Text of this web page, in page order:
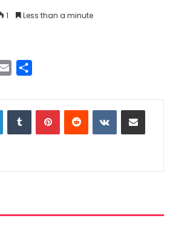
1 Less than a minute
a
i
a
r
e
LinkedInTumblrPinterestReddit VKontakteShare via Email